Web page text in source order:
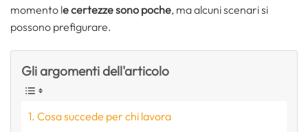
momento le certezze sono poche, ma alcuni scenari si
possono prefigurare.
Gli argomenti dell'articolo
Cosa succede per chi lavora